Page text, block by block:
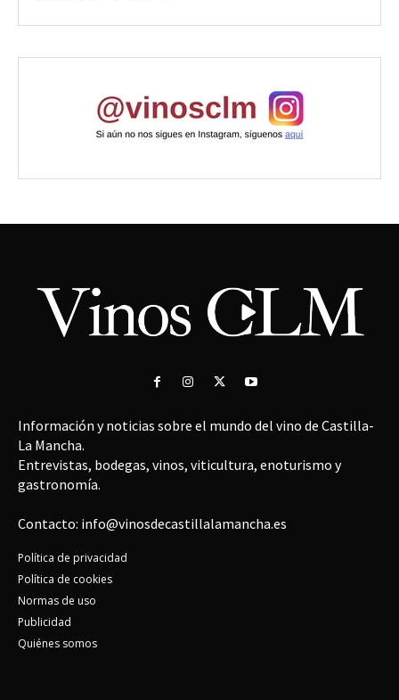
Información y noticias sobre el mundo del vino de Castilla-
La Mancha.
Entrevistas, bodegas, vinos, viticultura, enoturismo y
gastronomía.
Contacto: info@vinosdecastillalamancha.es
Política de privacidad
Política de cookies
Normas de uso
Publicidad
Quiénes somos